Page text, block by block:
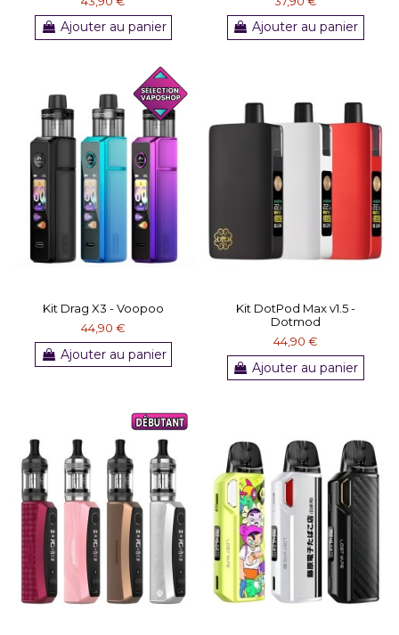
Ajouter au panier Ajouter au panier
Kit Drag X3 - Voopoo
44,90 €
Ajouter au panier
Kit DotPod Max v1.5 -
Dotmod
44,90 €
Ajouter au panier